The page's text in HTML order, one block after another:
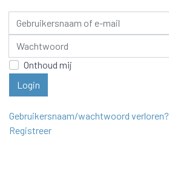
Gebruikersnaam of e-mail
Wachtwoord
Onthoud mij
Login
Gebruikersnaam/wachtwoord verloren?
Registreer